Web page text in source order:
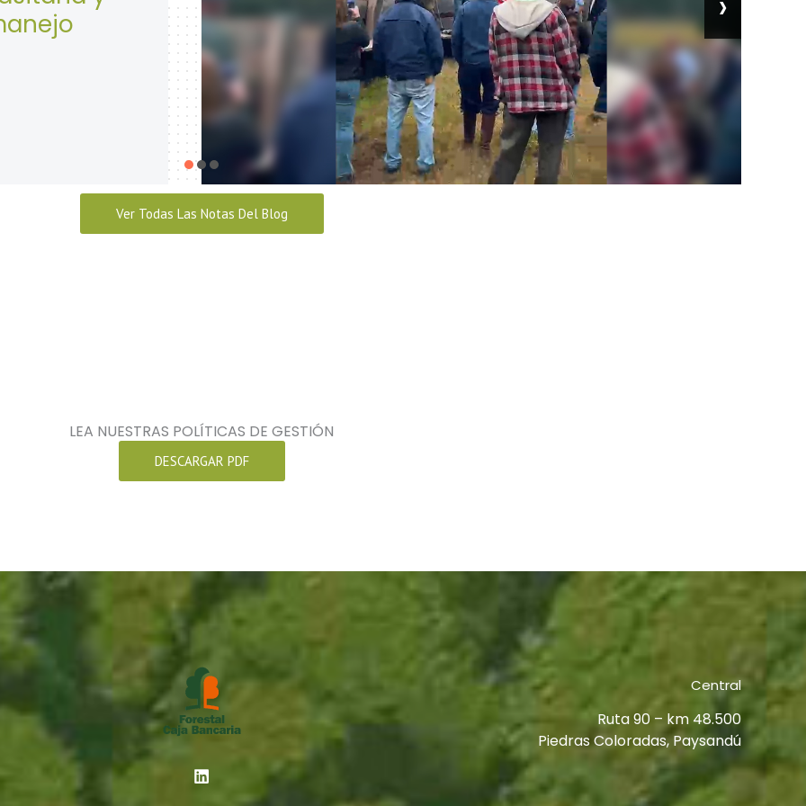
Seguridad y Salud en el trabajo.
Ver Todas Las Notas Del Blog
LEA NUESTRAS POLÍTICAS DE GESTIÓN
DESCARGAR PDF
Central
Ruta 90 – km 48.500
Piedras Coloradas, Paysandú